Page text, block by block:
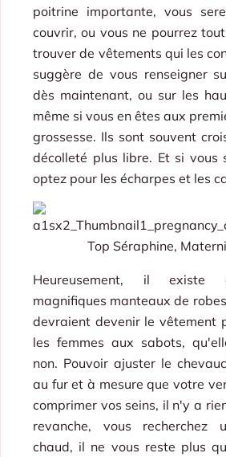
poitrine importante, vous
couvrir, ou vous ne pourrez
trouver de vêtements qui les
suggère de vous renseigner
dès maintenant, ou sur les
même si vous en êtes aux
grossesse. Ils sont souvent
décolleté plus libre. Et si vous
optez pour les écharpes et les
Top Séraphine,
Heureusement, il existe
magnifiques manteaux de
devraient devenir le vêtement
les femmes aux sabots,
non. Pouvoir ajuster le
au fur et à mesure que votre
comprimer vos seins, il n'y a
revanche, vous recherchez
chaud, il ne vous reste plus